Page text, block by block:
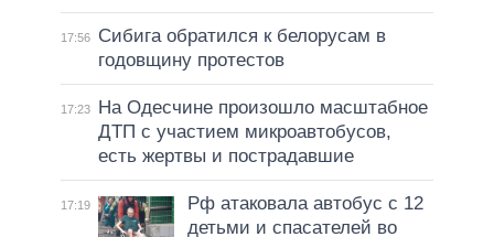
17:56
Сибига обратился к белорусам в
годовщину протестов
17:23
На Одесчине произошло масштабное
ДТП с участием микроавтобусов,
есть жертвы и пострадавшие
17:19
Рф атаковала автобус с 12
детьми и спасателей во